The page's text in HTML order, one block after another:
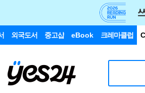
외국도서 중고샵 eBook 크레마클럽